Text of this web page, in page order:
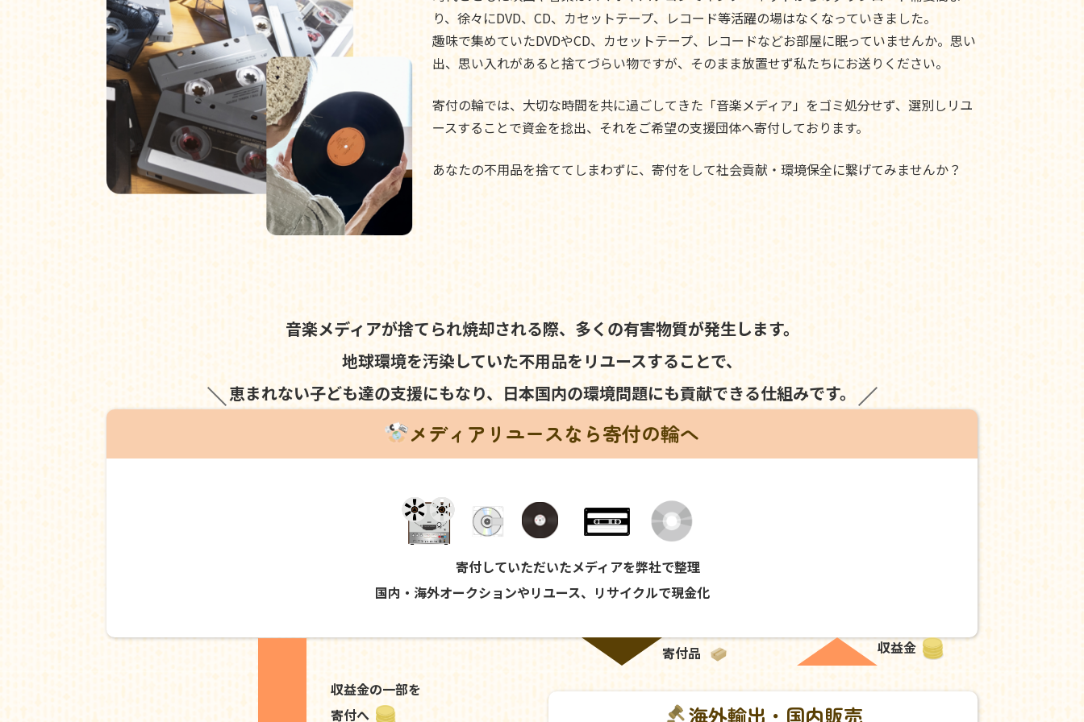
り、徐々にDVD、CD、カセットテープ、レコード等活躍の場はなくなっていきました。
趣味で集めていたDVDやCD、カセットテープ、レコードなどお部屋に眠っていませんか。思い
出、思い入れがあると捨てづらい物ですが、そのまま放置せず私たちにお送りください。
寄付の輪では、大切な時間を共に過ごしてきた「音楽メディア」をゴミ処分せず、選別しリユ
ースすることで資金を捻出、それをご希望の支援団体へ寄付しております。
あなたの不用品を捨ててしまわずに、寄付をして社会貢献・環境保全に繋げてみませんか？
音楽メディアが捨てられ焼却される際、 多くの有害物質が発生します。
地球環境を汚染していた不用品を リユースすることで、
恵まれない子ども達の支援にもなり、 日本国内の環境問題にも貢献できる仕組みです。
メディアリユースなら寄付の輪へ
寄付していただいたメディアを弊社で整理
国内・海外オークションやリユース、リサイクルで現金化
収益金の一部を
寄付へ
寄付品 収益金
海外輸出・国内販売